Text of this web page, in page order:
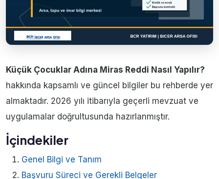
Küçük Çocuklar Adına Miras Reddi Nasıl Yapılır?
hakkında kapsamlı ve güncel bilgiler bu rehberde yer
almaktadır. 2026 yılı itibarıyla geçerli mevzuat ve
uygulamalar doğrultusunda hazırlanmıştır.
İçindekiler
Genel Bilgi ve Tanım
Başvuru Süreci ve Gerekli Belgeler